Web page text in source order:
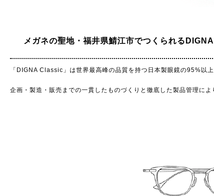
メガネの聖地・福井県鯖江市でつくられる
「DIGNA Classic」は世界最高峰の品質を持つ日本製眼鏡の95%以
企画・製造・販売までの一貫したものづくりと徹底した製品管理に